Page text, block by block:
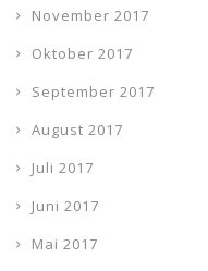
November 2017
Oktober 2017
September 2017
August 2017
Juli 2017
Juni 2017
Mai 2017